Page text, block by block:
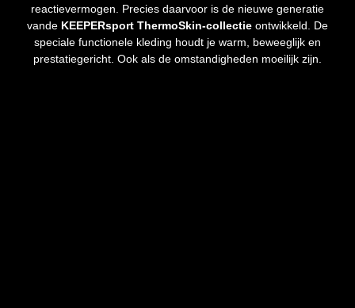
reactievermogen. Precies daarvoor is de nieuwe generatie
vande KEEPERsport ThermoSkin-collectie ontwikkeld. De
speciale functionele kleding houdt je warm, beweeglijk en
prestatiegericht. Ook als de omstandigheden moeilijk zijn.